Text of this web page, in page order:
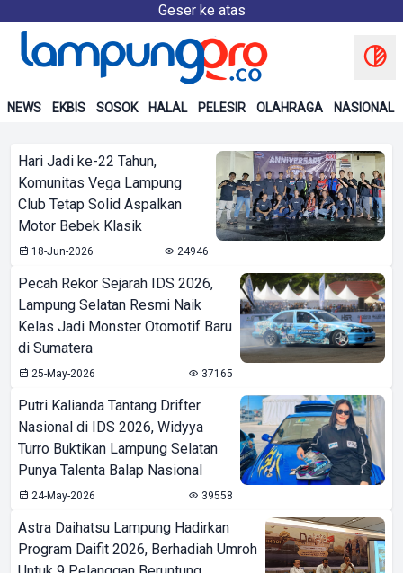
Geser ke atas
NEWS EKBIS SOSOK HALAL PELESIR OLAHRAGA NASIONAL
Hari Jadi ke-22 Tahun,
Komunitas Vega Lampung
Club Tetap Solid Aspalkan
Motor Bebek Klasik
18-Jun-2026 24946
Pecah Rekor Sejarah IDS 2026,
Lampung Selatan Resmi Naik
Kelas Jadi Monster Otomotif Baru
di Sumatera
25-May-2026 37165
Putri Kalianda Tantang Drifter
Nasional di IDS 2026, Widyya
Turro Buktikan Lampung Selatan
Punya Talenta Balap Nasional
24-May-2026 39558
Astra Daihatsu Lampung Hadirkan
Program Daifit 2026, Berhadiah Umroh